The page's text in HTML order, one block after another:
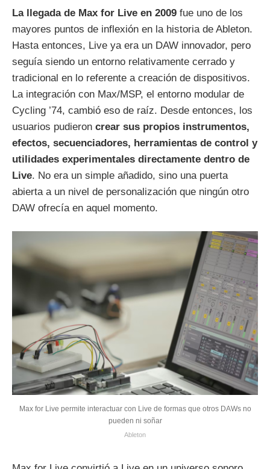
La llegada de Max for Live en 2009 fue uno de los
mayores puntos de inflexión en la historia de Ableton.
Hasta entonces, Live ya era un DAW innovador, pero
seguía siendo un entorno relativamente cerrado y
tradicional en lo referente a creación de dispositivos.
La integración con Max/MSP, el entorno modular de
Cycling ’74, cambió eso de raíz. Desde entonces, los
usuarios pudieron crear sus propios instrumentos,
efectos, secuenciadores, herramientas de control y
utilidades experimentales directamente dentro de
Live. No era un simple añadido, sino una puerta
abierta a un nivel de personalización que ningún otro
DAW ofrecía en aquel momento.
Max for Live permite interactuar con Live de formas que otros DAWs no
pueden ni soñar
Ableton